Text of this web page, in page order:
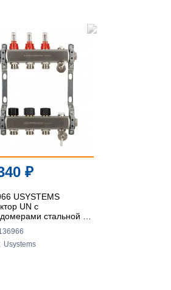
₽
USYSTEMS
UN с
стальной с
'1Ф
Usystems